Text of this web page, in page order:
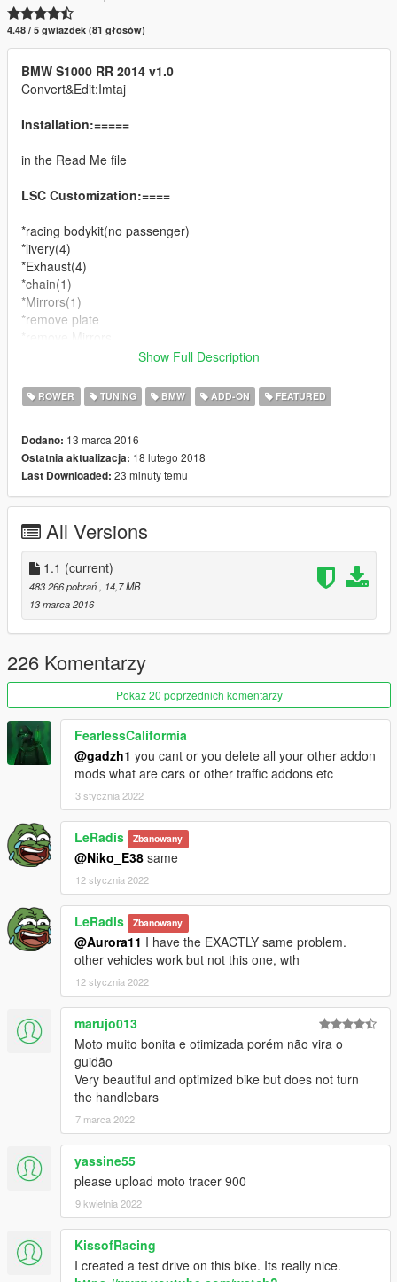
4.48 / 5 gwiazdek (81 głosów)
BMW S1000 RR 2014 v1.0
Convert&Edit:Imtaj
Installation:=====
in the Read Me file
LSC Customization:====
*racing bodykit(no passenger)
*livery(4)
*Exhaust(4)
*chain(1)
*Mirrors(1)
*remove plate
v1.0
*add wheels color
*Bug fixed.
v1.1
*Bug fixed.
You can use Simple Trainer Spawn it by name.
BMWS
ENJOY
Show Full Description
ROWER TUNING BMW ADD-ON FEATURED
Dodano: 13 marca 2016
Ostatnia aktualizacja: 18 lutego 2018
Last Downloaded: 23 minuty temu
All Versions
1.1 (current)
483 266 pobrań, 14,7 MB
13 marca 2016
226 Komentarzy
Pokaż 20 poprzednich komentarzy
FearlessCaliformia
@gadzh1 you cant or you delete all your other addon
mods what are cars or other traffic addons etc
3 stycznia 2022
LeRadis Zbanowany
@Niko_E38 same
12 stycznia 2022
LeRadis Zbanowany
@Aurora11 I have the EXACTLY same problem.
other vehicles work but not this one, wth
12 stycznia 2022
marujo013
Moto muito bonita e otimizada porém não vira o
guidão
Very beautiful and optimized bike but does not turn
the handlebars
7 marca 2022
yassine55
please upload moto tracer 900
9 kwietnia 2022
KissofRacing
I created a test drive on this bike. Its really nice.